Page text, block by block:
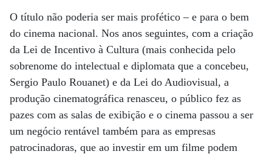
O título não poderia ser mais profético – e para o bem
do cinema nacional. Nos anos seguintes, com a criação
da Lei de Incentivo à Cultura (mais conhecida pelo
sobrenome do intelectual e diplomata que a concebeu,
Sergio Paulo Rouanet) e da Lei do Audiovisual, a
produção cinematográfica renasceu, o público fez as
pazes com as salas de exibição e o cinema passou a ser
um negócio rentável também para as empresas
patrocinadoras, que ao investir em um filme podem